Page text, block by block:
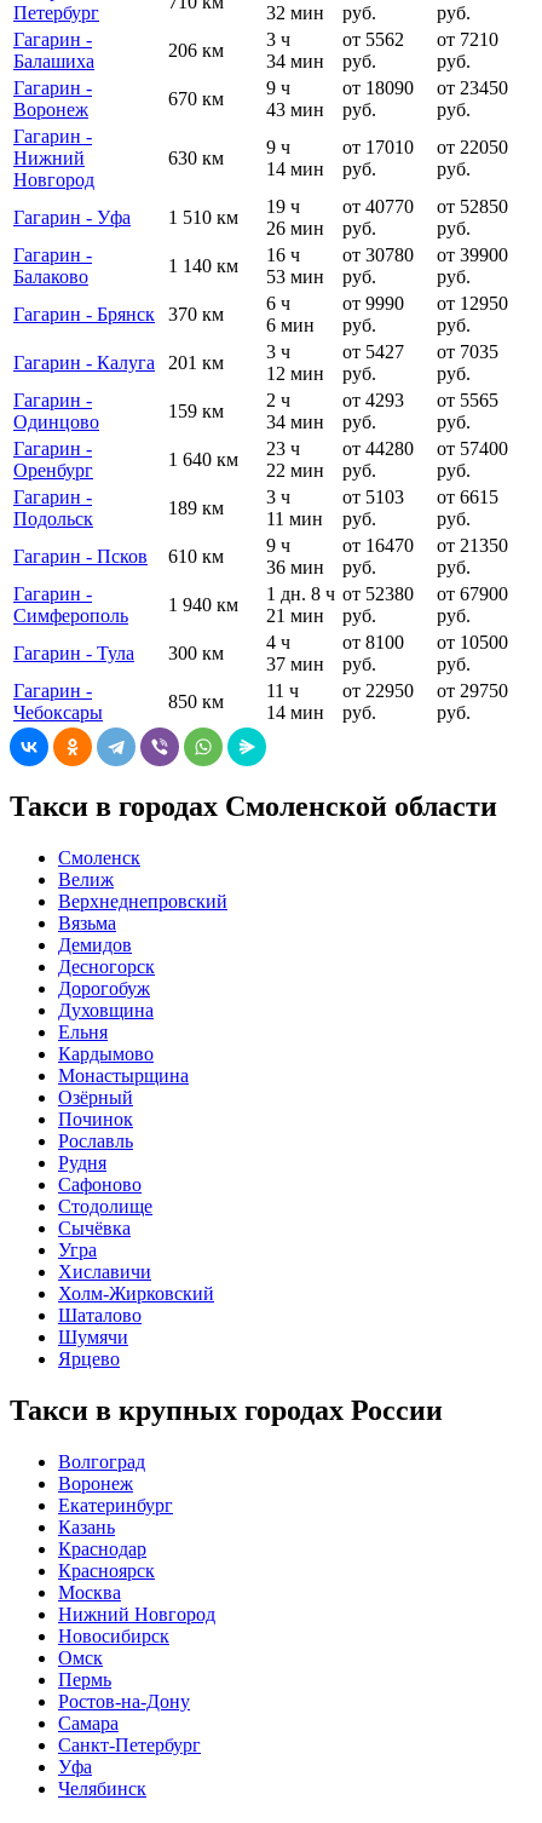
Петербург
32 мин
руб.
руб.
Гагарин -
Балашиха
206 км
3 ч
34 мин
от 5562
руб.
от 7210
руб.
Гагарин -
Воронеж
670 км
9 ч
43 мин
от 18090
руб.
от 23450
руб.
Гагарин -
Нижний
Новгород
630 км
9 ч
14 мин
от 17010
руб.
от 22050
руб.
Гагарин - Уфа 1 510 км
19 ч
26 мин
от 40770
руб.
от 52850
руб.
Гагарин -
Балаково
1 140 км
16 ч
53 мин
от 30780
руб.
от 39900
руб.
Гагарин - Брянск
370 км
6 ч
6 мин
от 9990
руб.
от 12950
руб.
Гагарин - Калуга
201 км
3 ч
12 мин
от 5427
руб.
от 7035
руб.
Гагарин -
Одинцово
159 км
2 ч
34 мин
от 4293
руб.
от 5565
руб.
Гагарин -
Оренбург
1 640 км
23 ч
22 мин
от 44280
руб.
от 57400
руб.
Гагарин -
Подольск
189 км
3 ч
11 мин
от 5103
руб.
от 6615
руб.
Гагарин - Псков
610 км
9 ч
36 мин
от 16470
руб.
от 21350
руб.
Гагарин -
Симферополь
1 940 км
1 дн. 8 ч
21 мин
от 52380
руб.
от 67900
руб.
Гагарин - Тула
300 км
4 ч
37 мин
от 8100
руб.
от 10500
руб.
Гагарин -
Чебоксары
850 км
11 ч
14 мин
от 22950
руб.
от 29750
руб.
Такси в городах Смоленской области
Смоленск
Велиж
Верхнеднепровский
Вязьма
Демидов
Десногорск
Дорогобуж
Духовщина
Ельня
Кардымово
Монастырщина
Озёрный
Починок
Рославль
Рудня
Сафоново
Стодолище
Сычёвка
Угра
Хиславичи
Холм-Жирковский
Шаталово
Шумячи
Ярцево
Такси в крупных городах России
Волгоград
Воронеж
Екатеринбург
Казань
Краснодар
Красноярск
Москва
Нижний Новгород
Новосибирск
Омск
Пермь
Ростов-на-Дону
Самара
Санкт-Петербург
Уфа
Челябинск